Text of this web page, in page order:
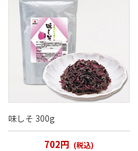
味しそ 300g
702円 (税込)